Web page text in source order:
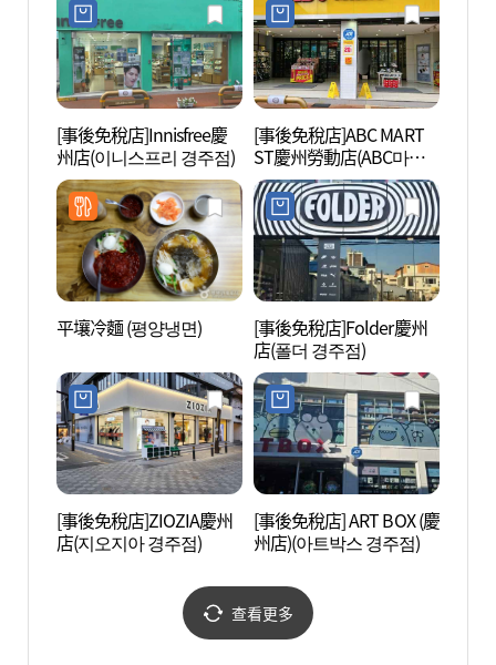
[事後免稅店]Innisfree慶
州店(이니스프리 경주점)
[事後免稅店]ABC MART
ST慶州勞動店(ABC마트
ST 경주노동점)
平壤冷麵 (평양냉면)
[事後免稅店]Folder慶州
店(폴더 경주점)
[事後免稅店]ZIOZIA慶州
店(지오지아 경주점)
[事後免稅店] ART BOX (慶
州店)(아트박스 경주점)
查看更多